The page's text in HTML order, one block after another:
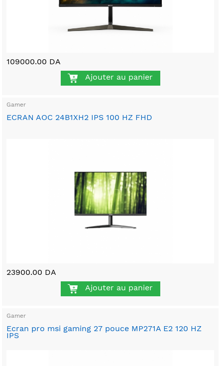
109000.00 DA
Ajouter au panier
Gamer
ECRAN AOC 24B1XH2 IPS 100 HZ FHD
23900.00 DA
Ajouter au panier
Gamer
Ecran pro msi gaming 27 pouce MP271A E2 120 HZ
IPS